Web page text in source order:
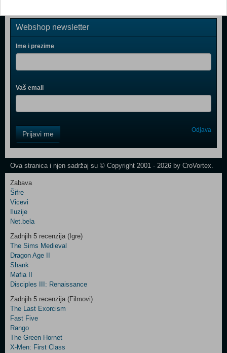
Webshop newsletter
Ime i prezime
Vaš email
Field
One
Control
Two
Newsletter
Control
Field
Three
Prijavi me Odjava
Ova stranica i njen sadržaj su © Copyright 2001 - 2026 by CroVortex.
Zabava
Šifre
Vicevi
Iluzije
Net.bela
Zadnjih 5 recenzija (Igre)
The Sims Medieval
Dragon Age II
Shank
Mafia II
Disciples III: Renaissance
Zadnjih 5 recenzija (Filmovi)
The Last Exorcism
Fast Five
Rango
The Green Hornet
X-Men: First Class